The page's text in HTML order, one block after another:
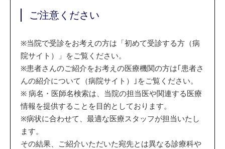
ご注意ください
※当院で受診をお考えの方は「初めて受診する方（病
院サイト）」をご覧ください。
※患者さんのご紹介をお考えの医療機関の方は｢患者さ
んの紹介について（病院サイト）｣をご覧ください。
※ 病名・医師名検索は、当院の担当医や関連する医療
情報を提供することを目的としております。
※病状に合わせて、最適な医療スタッフが担当いたし
ます。
その結果、ご紹介いただいた宛先とは異なる診療科や